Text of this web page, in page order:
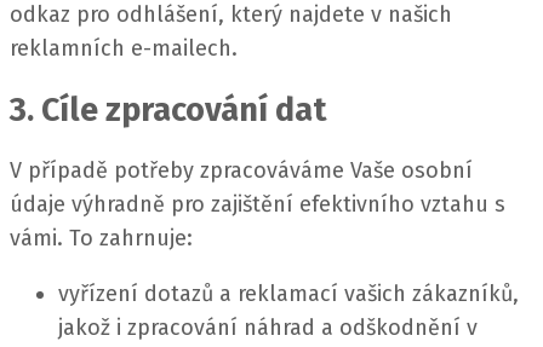
odkaz pro odhlášení, který najdete v našich
reklamních e-mailech.
3. Cíle zpracování dat
V případě potřeby zpracováváme Vaše osobní
údaje výhradně pro zajištění efektivního vztahu s
vámi. To zahrnuje:
vyřízení dotazů a reklamací vašich zákazníků,
jakož i zpracování náhrad a odškodnění v